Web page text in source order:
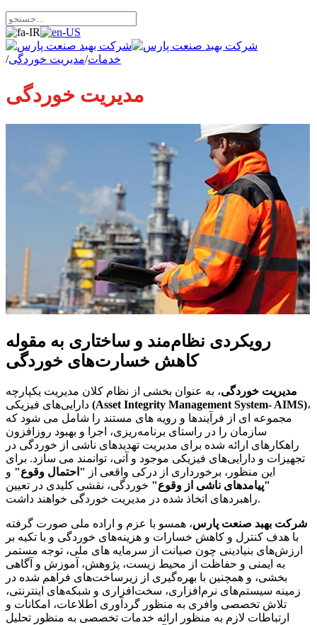
/ خدمات/مدیریت خوردگی
مدیریت خوردگی
رویکردی نظام‌مند و ساختاری به مقوله
کاهش خسارت‌های خوردگی
مدیریت خوردگی، به عنوان بخشی از نظام کلان مدیریت یکپارچه
(Asset Integrity Management System- AIMS)،
مجموعه ای از فرآیندها و رویه های مستند را شامل می شود که
سازمان را در راستای برنامه‌ریزی، اجرا و بهبود روزافزون
راهکارهای ارائه شده برای مدیریت تهدیدهای ناشی از خوردگی در
تجهیزات و دارایی‌های فیزیکی موجود و آتی، توانمند می سازد. برای
این منظور، برخورداری از درکی واقعی از "احتمال وقوع" و
"پیامدهای ناشی از وقوع" خوردگی، نقشی کلیدی در تعیین
راهبردهای اتخاذ شده در مدیریت خوردگی خواهند داشت.
شرکت بهبد صنعت پارس، همسو با عزم و اراده ملی صورت گرفته
با هدف کنترل و کاهش خسارات و هزینه‌های خوردگی و با تکیه بر
ارزش‌های بنیادینی چون صیانت از سرمایه های ملی، توجه مستمر
به ایمنی و حفاظت از محیط زیست، پژوهش، آموزش و آگاهی
بخشی، و همچنین با بهره‌گیری از زیرساخت‌های فراهم شده در
زمینه سیستم‌های نرم‌افزاری، سخت‌افزاری و شبکه‌های اینترنتی،
تلاش تخصصی وافری به منظور گردآوری اطلاعات، امکانات و
ارتباطات لازم به منظور ارائه خدمات تخصصی به منظور تحلیل